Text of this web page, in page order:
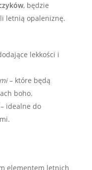
, będzie
letnią opaleniznę.
lekkości i
– które będą
boho.
idealne do
elementem letnich